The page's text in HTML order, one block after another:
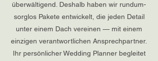
überwältigend. Deshalb haben wir rundum-
sorglos Pakete entwickelt, die jeden Detail
unter einem Dach vereinen — mit einem
einzigen verantwortlichen Ansprechpartner.
Ihr persönlicher Wedding Planner begleitet